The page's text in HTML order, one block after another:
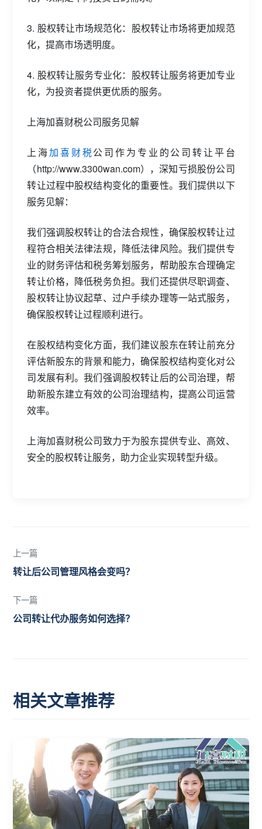
3. 股权转让市场规范化：股权转让市场将更加规范
化，提高市场透明度。
4. 股权转让服务专业化：股权转让服务将更加专业
化，为投资者提供更优质的服务。
上海加喜财税公司服务见解
上海加喜财税公司作为专业的公司转让平台
（http://www.3300wan.com），深知亏损股份公司
转让过程中股权结构变化的重要性。我们提供以下
服务见解：
我们强调股权转让的合法合规性，确保股权转让过
程符合相关法律法规，降低法律风险。我们提供专
业的财务评估和税务筹划服务，帮助股东合理确定
转让价格，降低税务负担。我们还提供尽职调查、
股权转让协议起草、过户手续办理等一站式服务，
确保股权转让过程顺利进行。
在股权结构变化方面，我们建议股东在转让前充分
评估新股东的背景和能力，确保股权结构变化对公
司发展有利。我们强调股权转让后的公司治理，帮
助新股东建立有效的公司治理结构，提高公司运营
效率。
上海加喜财税公司致力于为股东提供专业、高效、
安全的股权转让服务，助力企业实现转型升级。
上一篇
转让后公司管理风格会变吗？
下一篇
公司转让代办服务如何选择？
相关文章推荐